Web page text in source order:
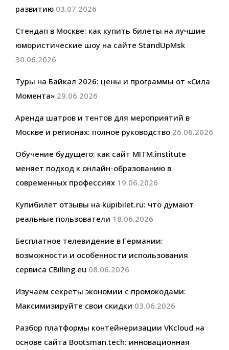
развитию 03.07.2026
Стендап в Москве: как купить билеты на лучшие
юмористические шоу на сайте StandUpMsk
30.06.2026
Туры на Байкал 2026: цены и программы от «Сила
Момента» 29.06.2026
Аренда шатров и тентов для мероприятий в
Москве и регионах: полное руководство 26.06.2026
Обучение будущего: как сайт MITM.institute
меняет подход к онлайн-образованию в
современных профессиях 19.06.2026
Купибилет отзывы на kupibilet.ru: что думают
реальные пользователи 18.06.2026
Бесплатное телевидение в Германии:
возможности и особенности использования
сервиса CBilling.eu 08.06.2026
Изучаем секреты экономии с промокодами:
Максимизируйте свои скидки 03.06.2026
Разбор платформы контейнеризации VKcloud на
основе сайта Bootsman.tech: инновационная